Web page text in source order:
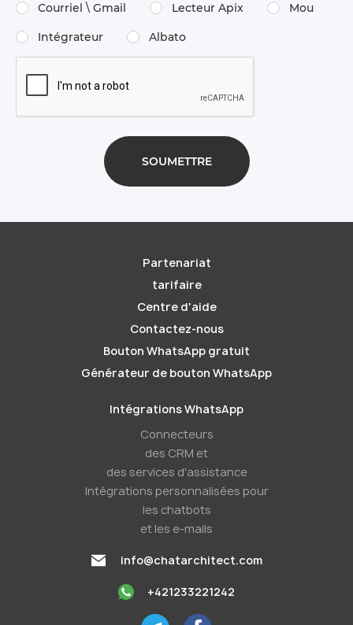
Courriel \ Gmail Lecteur Apix Mou
Intégrateur Albato
Partenariat
tarifaire
Centre d'aide
Contactez-nous
Bouton WhatsApp gratuit
Générateur de bouton WhatsApp
Intégrations WhatsApp
Connecteurs
des CRM et
des services d'assistance
Intégrations personnalisées pour
les chatbots
et les e-mails
info@chatarchitect.com
+421233221242